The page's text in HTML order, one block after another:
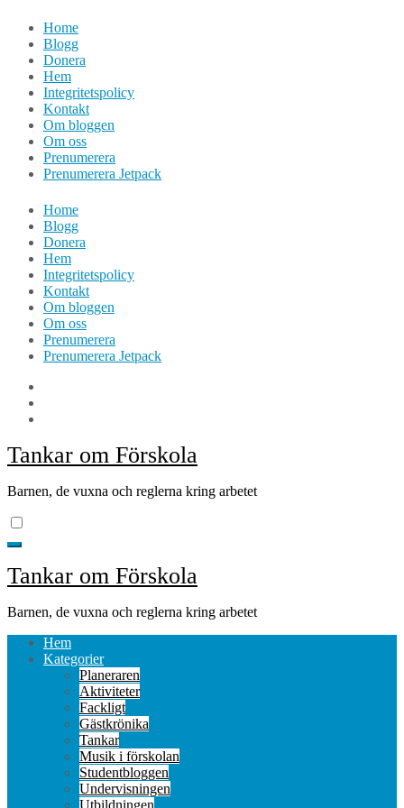
Hoppa
innehåll
Home
Blogg
Donera
Hem
Integritetspolicy
Kontakt
Om bloggen
Om oss
Prenumerera
Prenumerera Jetpack
Home
Blogg
Donera
Hem
Integritetspolicy
Kontakt
Om bloggen
Om oss
Prenumerera
Prenumerera Jetpack
Tankar om Förskola
Barnen, de vuxna och reglerna kring arbetet
Tankar om Förskola
Barnen, de vuxna och reglerna kring arbetet
Hem
Kategorier
Planeraren
Aktiviteter
Fackligt
Gästkrönika
Tankar
Musik i förskolan
Studentbloggen
Undervisningen